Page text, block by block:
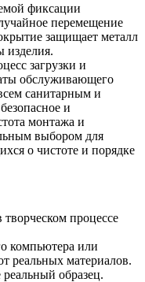
фиксации
перемещение
защищает металл
изделия.
загрузки и
обслуживающего
санитарным и
и
монтажа и
выбором для
о чистоте и порядке
процессе
компьютера или
реальных материалов.
образец.